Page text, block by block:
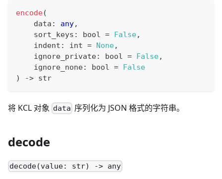
encode(
    data
: any,
    sort_keys
: bool = False,
    indent
: int = None,
    ignore_private
: bool = False,
    ignore_none
: bool = False
)
-> str
将 KCL 对象 data 序列化为 JSON 格式的字符串。
decode
decode(value: str) -> any